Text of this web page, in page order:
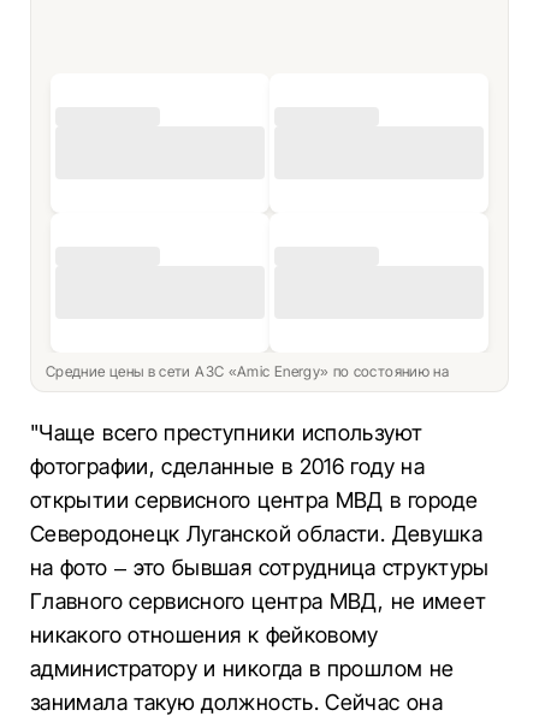
Средние цены в сети АЗС «Amic Energy» по состоянию на
"Чаще всего преступники используют
фотографии, сделанные в 2016 году на
открытии сервисного центра МВД в городе
Северодонецк Луганской области. Девушка
на фото – это бывшая сотрудница структуры
Главного сервисного центра МВД, не имеет
никакого отношения к фейковому
администратору и никогда в прошлом не
занимала такую должность. Сейчас она